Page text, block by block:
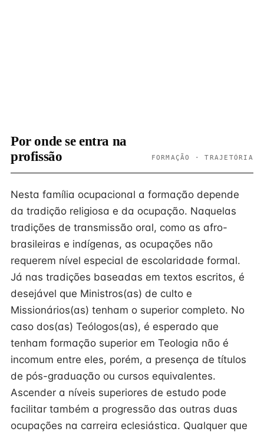
Por onde se entra na
profissão
FORMAÇÃO · TRAJETÓRIA
Nesta família ocupacional a formação depende
da tradição religiosa e da ocupação. Naquelas
tradições de transmissão oral, como as afro-
brasileiras e indígenas, as ocupações não
requerem nível especial de escolaridade formal.
Já nas tradições baseadas em textos escritos, é
desejável que Ministros(as) de culto e
Missionários(as) tenham o superior completo. No
caso dos(as) Teólogos(as), é esperado que
tenham formação superior em Teologia não é
incomum entre eles, porém, a presença de títulos
de pós-graduação ou cursos equivalentes.
Ascender a níveis superiores de estudo pode
facilitar também a progressão das outras duas
ocupações na carreira eclesiástica. Qualquer que